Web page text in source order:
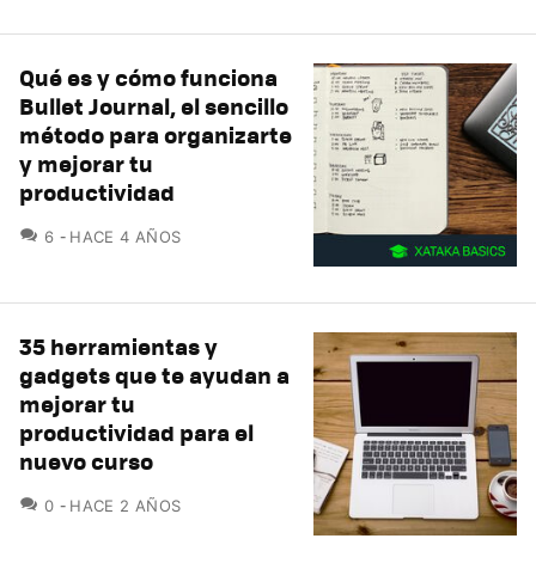
Qué es y cómo funciona
Bullet Journal, el sencillo
método para organizarte
y mejorar tu
productividad
6 COMENTARIOS
HACE 4 AÑOS
35 herramientas y
gadgets que te ayudan a
mejorar tu
productividad para el
nuevo curso
0 COMENTARIOS
HACE 2 AÑOS